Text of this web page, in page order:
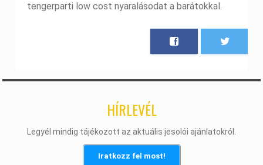
tengerparti low cost nyaralásodat a barátokkal.
HÍRLEVÉL
Legyél mindig tájékozott az aktuális jesolói ajánlatokról.
Iratkozz fel most!